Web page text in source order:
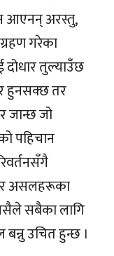
आएनन् अरस्तु,
गरेका
दोधार तुल्याउँछ
हुनसक्छ तर
जान्छ जो
पहिचान
र असलहरूका
सबैका लागि
उचित हुन्छ ।